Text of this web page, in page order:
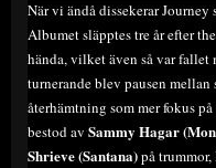
När vi ändå dissekerar Journey
Albumet släpptes tre år efter
hända, vilket även så var fallet
turnerande blev pausen
återhämtning som mer fokus
bestod av Sammy Hagar
Shrieve (Santana)på trummor,